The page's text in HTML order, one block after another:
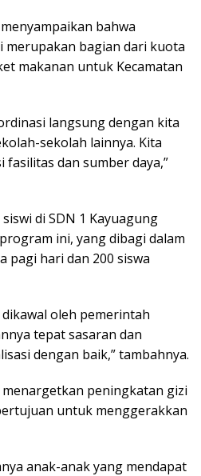
bahwa
merupakan bagian dari kuota
makanan untuk Kecamatan
langsung dengan kita
sekolah lainnya. Kita
dan sumber daya,”
di SDN 1 Kayuagung
ini, yang dibagi dalam
pagi hari dan 200 siswa
oleh pemerintah
tepat sasaran dan
dengan baik,” tambahnya.
peningkatan gizi
untuk menggerakkan
anak-anak yang mendapat